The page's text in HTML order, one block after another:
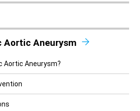
Aortic Aneurysm
Aortic Aneurysm?